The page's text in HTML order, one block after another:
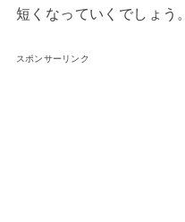
短くなっていくでしょう。
スポンサーリンク